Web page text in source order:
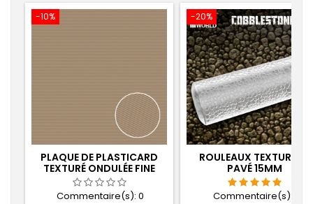
-10%
PLAQUE DE PLASTICARD
TEXTURÉ ONDULÉE FINE
0.5MM
Commentaire(s): 0
-20%
ROULEAUX TEXTURÉS -
PAVÉ 15MM
Commentaire(s):